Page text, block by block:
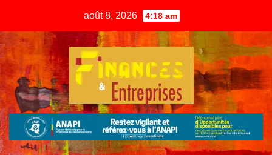
content
août 8, 2026 4:18 am